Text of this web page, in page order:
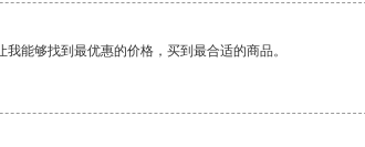
能够找到最优惠的价格，买到最合适的商品。